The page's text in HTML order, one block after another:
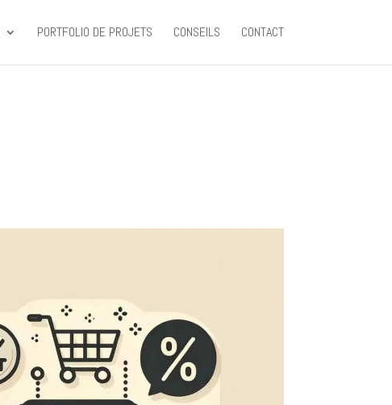
PORTFOLIO DE PROJETS CONSEILS CONTACT